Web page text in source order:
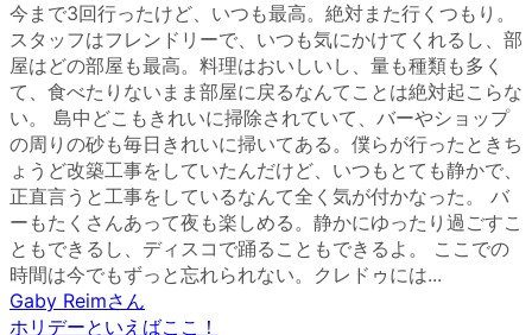
今まで3回行ったけど、いつも最高。絶対また行くつもり。
スタッフはフレンドリーで、いつも気にかけてくれるし、部
屋はどの部屋も最高。料理はおいしいし、量も種類も多く
て、食べたりないまま部屋に戻るなんてことは絶対起こらな
い。 島中どこもきれいに掃除されていて、バーやショップ
の周りの砂も毎日きれいに掃いてある。僕らが行ったときち
ょうど改築工事をしていたんだけど、いつもとても静かで、
正直言うと工事をしているなんて全く気が付かなった。 バ
ーもたくさんあって夜も楽しめる。静かにゆったり過ごすこ
ともできるし、ディスコで踊ることもできるよ。 ここでの
時間は今でもずっと忘れられない。クレドゥには...
Gaby Reimさん
ホリデーといえばここ！